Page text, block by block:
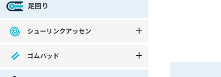
足回り
シューリンクアッセン
ゴムパッド